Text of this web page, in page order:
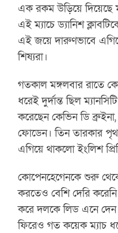
এক রকম উড়িয়ে দিয়েছে
এই ম্যাচে ড্যানিশ
এই জয়ে দারুণভাবে
শিষ্যরা।
গতকাল মঙ্গলবার রাতে
ধরেই দুর্দান্ত ছিল
করেছেন কেভিন ডি
ফোডেন। তিন তারকার
এগিয়ে থাকলো ইংলিশ
কোপেনহেগেনকে শুরু
করতেও বেশি দেরি
করে দলকে লিড এনে দেন
ফিরেও গত কয়েক ম্যাচ